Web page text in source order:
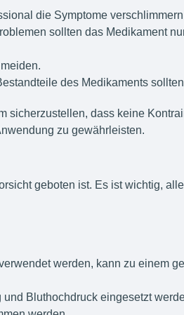
die Symptome
sollten das Medikament
des Medikaments
sicherzustellen, dass keine
zu gewährleisten.
geboten ist. Es ist wichtig,
werden, kann zu einem
Bluthochdruck eingesetzt